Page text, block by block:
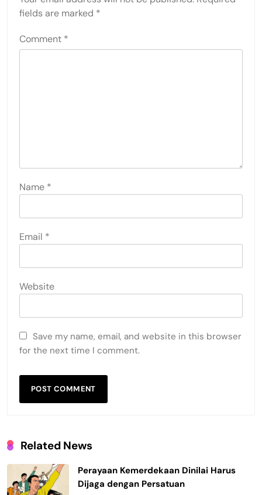
fields are marked *
Comment *
Name *
Email *
Website
Save my name, email, and website in this browser
for the next time I comment.
Related News
Perayaan Kemerdekaan Dinilai Harus
Dijaga dengan Persatuan